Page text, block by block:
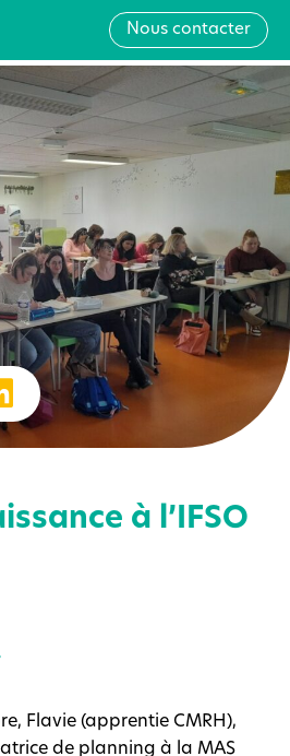
Nous contacter
à l’IFSO
Flavie (apprentie CMRH),
de planning à la MAS